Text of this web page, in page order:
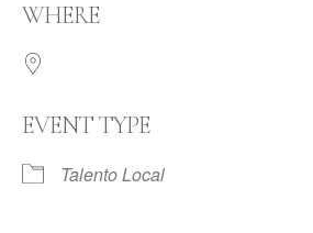
WHERE
EVENT TYPE
Talento Local